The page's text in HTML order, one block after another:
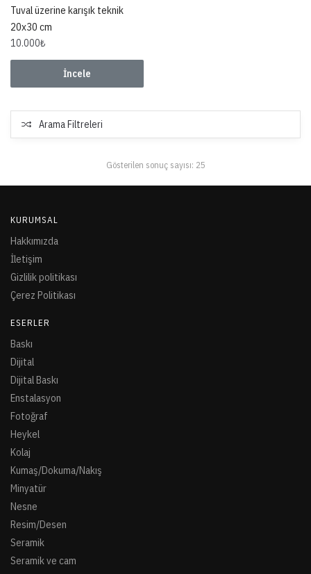
Tuval üzerine karışık teknik
20x30 cm
10.000₺
İncele
Arama Filtreleri
Gösterilen sonuç sayısı: 25
KURUMSAL
Hakkımızda
İletişim
Gizlilik politikası
Çerez Politikası
ESERLER
Baskı
Dijital
Dijital Baskı
Enstalasyon
Fotoğraf
Heykel
Kolaj
Kumaş/Dokuma/Nakış
Minyatür
Nesne
Resim/Desen
Seramik
Seramik ve cam